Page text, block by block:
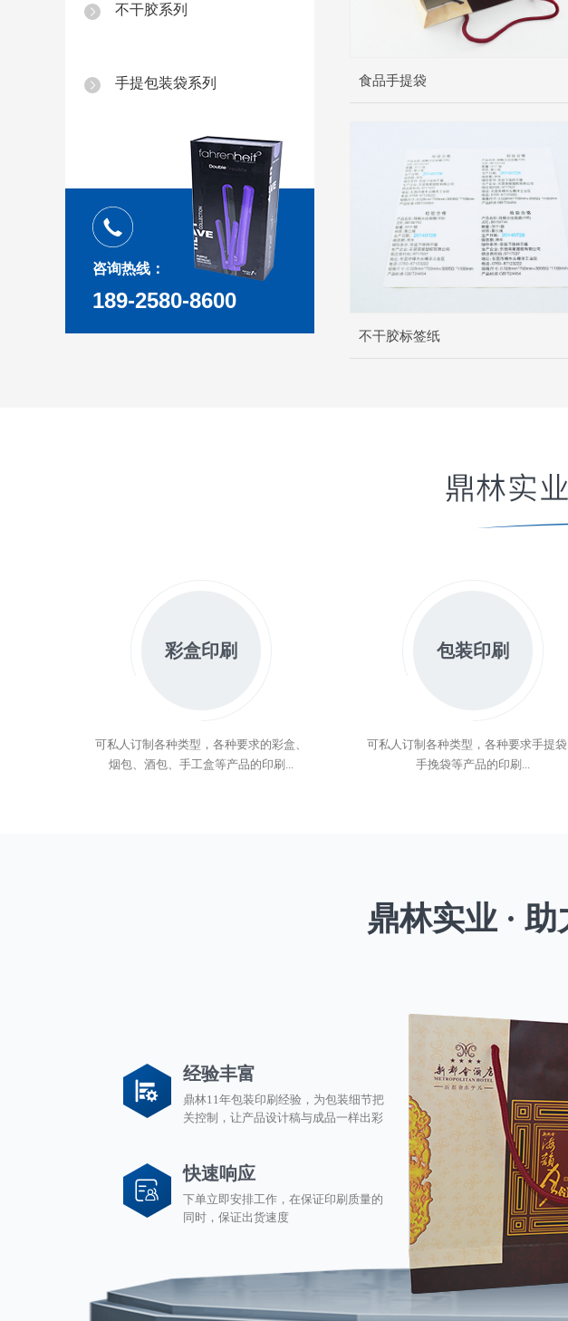
不干胶系列
手提包装袋系列
咨询热线：
189-2580-8600
食品手提袋
不干胶标签纸
彩盒印刷
可私人订制各种类型，各种要求的彩盒、
烟包、酒包、手工盒等产品的印刷...
包装印刷
可私人订制各种类型，各种要求手提袋
手挽袋等产品的印刷...
鼎林实业 ·
经验丰富
鼎林11年包装印刷经验，为包装细节把
关控制，让产品设计稿与成品一样出彩
快速响应
下单立即安排工作，在保证印刷质量的
同时，保证出货速度